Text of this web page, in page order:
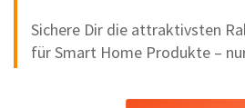
Sichere Dir die attraktivsten
für Smart Home Produkte –